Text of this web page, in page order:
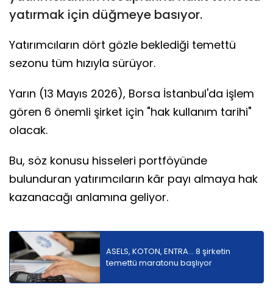
yatırmak için düğmeye basıyor.
Yatırımcıların dört gözle beklediği temettü
sezonu tüm hızıyla sürüyor.
Yarın (13 Mayıs 2026), Borsa İstanbul'da işlem
gören 6 önemli şirket için "hak kullanım tarihi"
olacak.
Bu, söz konusu hisseleri portföyünde
bulunduran yatırımcıların kâr payı almaya hak
kazanacağı anlamına geliyor.
ASELS, KOTON, ENTRA... 8 şirketin
temettü maratonu başlıyor